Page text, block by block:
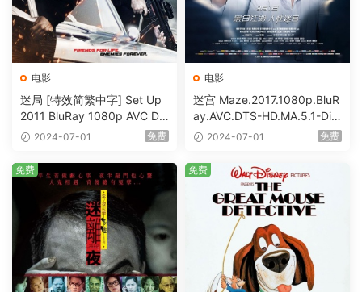
电影
迷局 [特效简繁中字] Set Up
2011 BluRay 1080p AVC DT
S-HD MA5.1-shhaclm@CHD
2024-07-01 免费
电影
迷宫 Maze.2017.1080p.BluR
ay.AVC.DTS-HD.MA.5.1-DiY
@HDHome [BDISO 19.7GB]
2024-07-01 免费
免费 免费